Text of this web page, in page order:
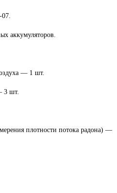
аккумуляторов.
— 1 шт.
3 шт.
плотности потока радона) —